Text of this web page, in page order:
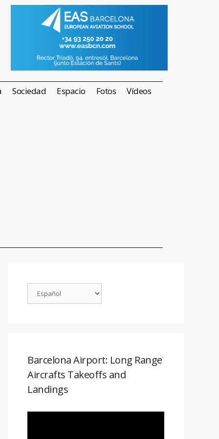
Sociedad Espacio Fotos Vídeos
Barcelona Airport: Long Range
Aircrafts Takeoffs and
Landings